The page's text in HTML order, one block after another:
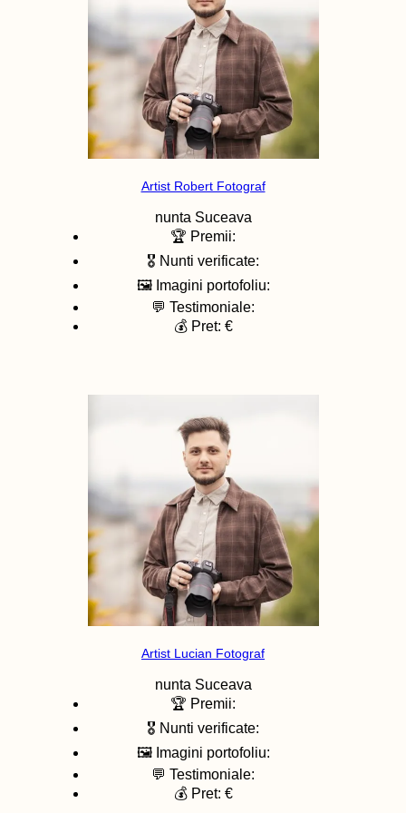
Artist Robert Fotograf
nunta Suceava
🏆 Premii:
🎖️ Nunti verificate:
🖼️ Imagini portofoliu:
💬 Testimoniale:
💰 Pret: €
Artist Lucian Fotograf
nunta Suceava
🏆 Premii:
🎖️ Nunti verificate:
🖼️ Imagini portofoliu:
💬 Testimoniale:
💰 Pret: €